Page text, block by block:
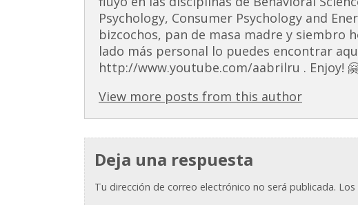
Psychology, Consumer Psychology and
bizcochos, pan de masa madre y siembro
lado más personal lo puedes encontrar
http://www.youtube.com/aabrilru . Enjoy!
View more posts from this author
Deja una respuesta
Tu dirección de correo electrónico no será publicada.